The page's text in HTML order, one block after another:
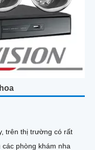
trên thị trường có rất
phòng khám nha